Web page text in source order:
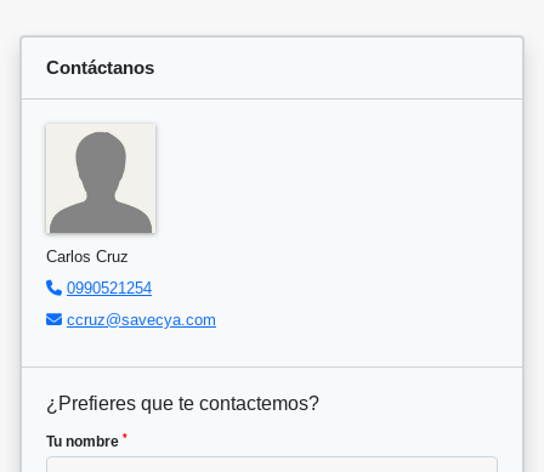
Contáctanos
Carlos Cruz
0990521254
ccruz@savecya.com
¿Prefieres que te contactemos?
Tu nombre *